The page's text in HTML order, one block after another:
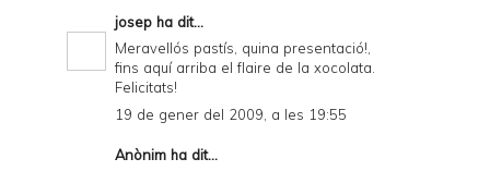
josep ha dit...
Meravellós pastís, quina presentació!,
fins aquí arriba el flaire de la xocolata.
Felicitats!
19 de gener del 2009, a les 19:55
Anònim ha dit...